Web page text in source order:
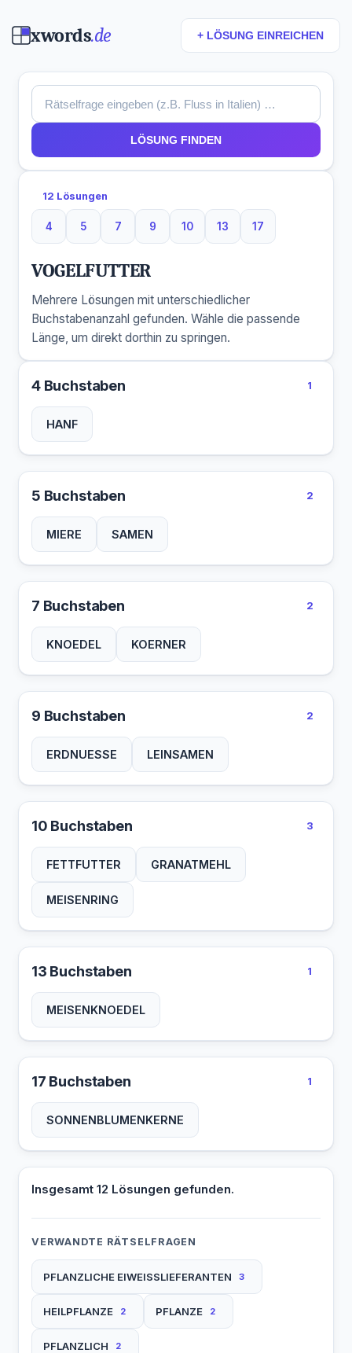
xwords.de + LÖSUNG EINREICHEN
LÖSUNG FINDEN
12 Lösungen
4
4 Buchstaben
5
5 Buchstaben
7
7 Buchstaben
9
9 Buchstaben
10
10 Buchstaben
13
13 Buchstaben
17
17 Buchstaben
VOGELFUTTER
Mehrere Lösungen mit unterschiedlicher
Buchstabenanzahl gefunden. Wähle die passende
Länge, um direkt dorthin zu springen.
4 Buchstaben 1
HANF
5 Buchstaben 2
MIERE SAMEN
7 Buchstaben 2
KNOEDEL KOERNER
9 Buchstaben 2
ERDNUESSE LEINSAMEN
10 Buchstaben 3
FETTFUTTER GRANATMEHL
MEISENRING
13 Buchstaben 1
MEISENKNOEDEL
17 Buchstaben 1
SONNENBLUMENKERNE
Insgesamt 12 Lösungen gefunden.
VERWANDTE RÄTSELFRAGEN
PFLANZLICHE EIWEISSLIEFERANTEN 3
HEILPFLANZE 2 PFLANZE 2
PFLANZLICH 2